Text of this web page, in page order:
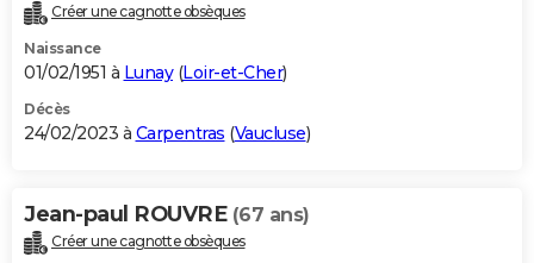
Créer une cagnotte obsèques
Naissance
01/02/1951 à Lunay(Loir-et-Cher)
Décès
24/02/2023 à Carpentras (Vaucluse)
Jean-paul ROUVRE (67 ans)
Créer une cagnotte obsèques